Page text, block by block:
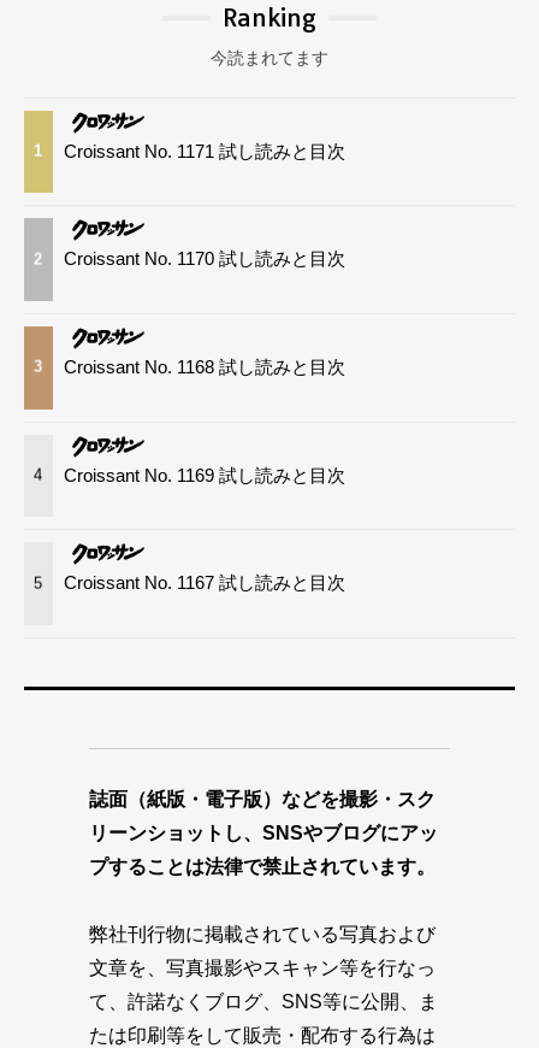
Ranking
今読まれてます
1 Croissant No. 1171 試し読みと目次
2 Croissant No. 1170 試し読みと目次
3 Croissant No. 1168 試し読みと目次
4 Croissant No. 1169 試し読みと目次
5 Croissant No. 1167 試し読みと目次
誌面（紙版・電子版）などを撮影・スク
リーンショットし、SNSやブログにアッ
プすることは法律で禁止されています。
弊社刊行物に掲載されている写真および
文章を、写真撮影やスキャン等を行なっ
て、許諾なくブログ、SNS等に公開、ま
たは印刷等をして販売・配布する行為は